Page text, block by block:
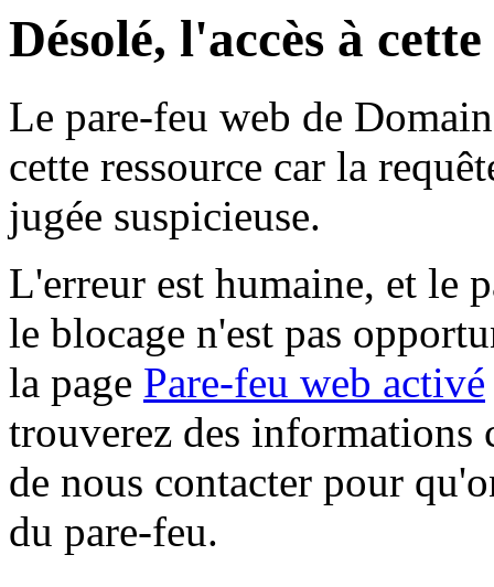
Désolé, l'accès à
Le pare-feu web de
cette ressource car la
jugée suspicieuse.
L'erreur est humaine, et le
le blocage n'est pas
la page Pare-feu web activé
trouverez des informations
de nous contacter pour
du pare-feu.